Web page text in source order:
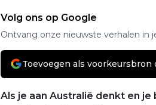
Volg ons op Google
Ontvang onze nieuwste verhalen in
Toevoegen als voorkeursbron
Als je aan Australië denkt en